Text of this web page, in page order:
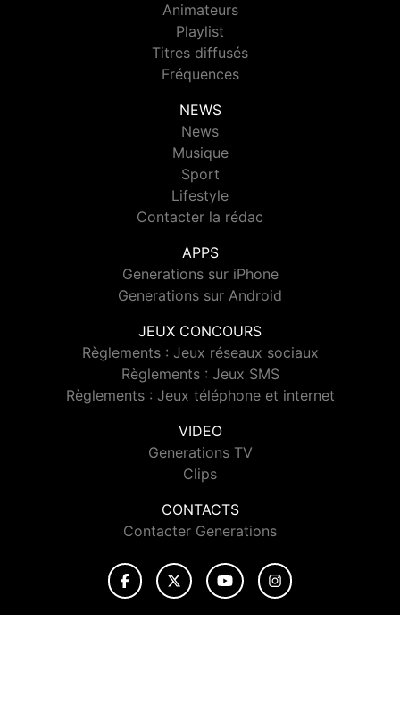
Animateurs
Playlist
Titres diffusés
Fréquences
NEWS
News
Musique
Sport
Lifestyle
Contacter la rédac
APPS
Generations sur iPhone
Generations sur Android
JEUX CONCOURS
Règlements : Jeux réseaux sociaux
Règlements : Jeux SMS
Règlements : Jeux téléphone et internet
VIDEO
Generations TV
Clips
CONTACTS
Contacter Generations